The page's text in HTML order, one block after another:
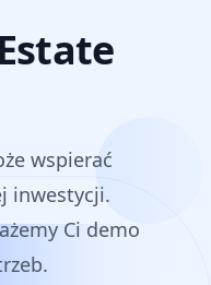
wspierać
inwestycji.
Ci demo